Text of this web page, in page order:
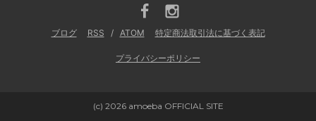
ブログ RSS / ATOM 特定商法取引法に基づく表記
プライバシーポリシー
(c) 2026 amoeba OFFICIAL SITE